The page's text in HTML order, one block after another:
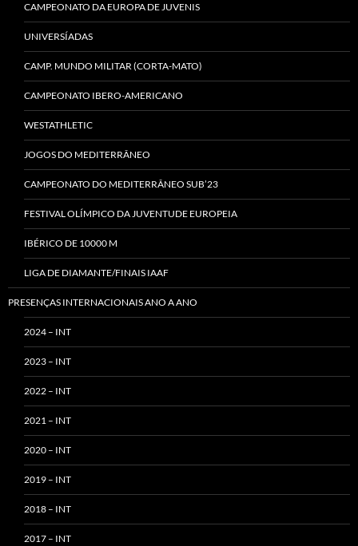
CAMPEONATO DA EUROPA DE JUVENIS
UNIVERSÍADAS
CAMP. MUNDO MILITAR (CORTA-MATO)
CAMPEONATO IBERO-AMERICANO
WESTATHLETIC
JOGOS DO MEDITERRÂNEO
CAMPEONATO DO MEDITERRÂNEO SUB’23
FESTIVAL OLÍMPICO DA JUVENTUDE EUROPEIA
IBÉRICO DE 10000 M
LIGA DE DIAMANTE/FINAIS IAAF
PRESENÇAS INTERNACIONAIS ANO A ANO
2024 – INT
2023 – INT
2022 – INT
2021 – INT
2020 – INT
2019 – INT
2018 – INT
2017 – INT